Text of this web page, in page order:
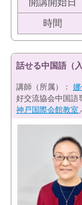
開講開始日
時間
話せる中国語（入
講師（所属）： 娜
好交流協会中国語
神戸国際会館教室